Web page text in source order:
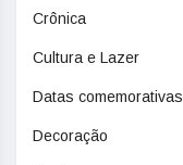
Crônica
Cultura e Lazer
Datas comemorativas
Decoração